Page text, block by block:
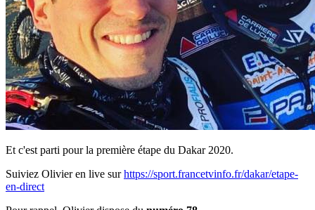
Et c'est parti pour la première étape du Dakar 2020.
Suiviez Olivier en live surhttps://sport.francetvinfo.fr/dakar/etape-
en-direct